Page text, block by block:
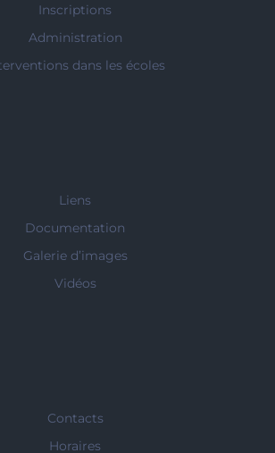
Inscriptions
Administration
dans les écoles
Liens
Documentation
Galerie d’images
Vidéos
Contacts
Horaires